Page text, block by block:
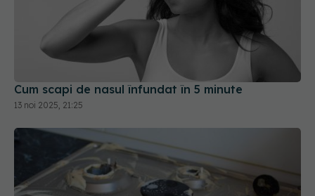
Cum scapi de nasul înfundat în 5 minute
13 noi 2025, 21:25